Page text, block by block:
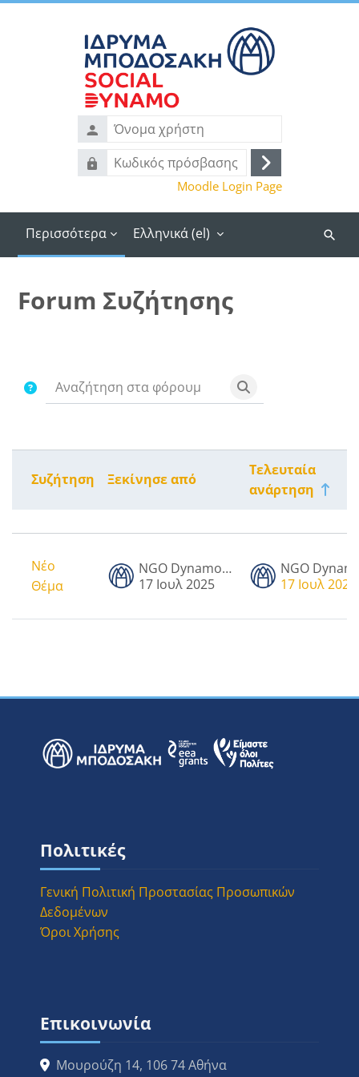
Μετάβαση στο κεντρικό περιεχόμενο
Όνομα
χρήστη
Κωδικός
πρόσβασης
Σύνδεση
Moodle Login Page
Περισσότερα Ελληνικά ‎(el)‎
Forum Συζήτησης
Αναζήτηση στα
Αναζήτηση στα
Κατάσταση
Συζήτηση Ξεκίνησε από
Τελευταία
ανάρτηση
Νέο
Θέμα
NGO Dynamo Admin
17 Ιουλ 2025
17 Ιουλ 2025
Μπλοκ
Πολιτικές
Γενική Πολιτική Προστασίας Προσωπικών
Δεδομένων
Όροι Χρήσης
Μπλοκ
Επικοινωνία
Μουρούζη 14, 106 74 Αθήνα